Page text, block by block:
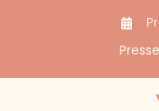
Presse